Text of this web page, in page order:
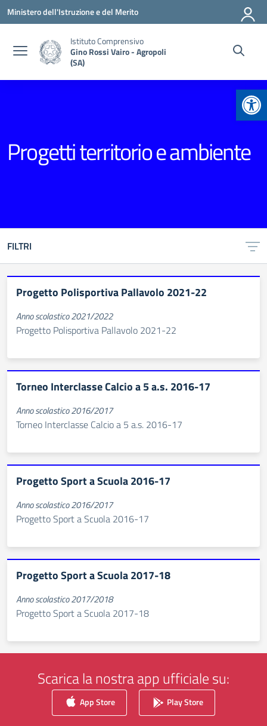
Vai ai contenuti
Vai al menu di navigazione
Vai al footer
Ministero dell'Istruzione e del Merito
Istituto Comprensivo
Gino Rossi Vairo - Agropoli
(SA)
Progetti territorio e ambiente
FILTRI
Progetto Polisportiva Pallavolo 2021-22
Anno scolastico 2021/2022
Progetto Polisportiva Pallavolo 2021-22
Torneo Interclasse Calcio a 5 a.s. 2016-17
Anno scolastico 2016/2017
Torneo Interclasse Calcio a 5 a.s. 2016-17
Progetto Sport a Scuola 2016-17
Anno scolastico 2016/2017
Progetto Sport a Scuola 2016-17
Progetto Sport a Scuola 2017-18
Anno scolastico 2017/2018
Progetto Sport a Scuola 2017-18
Scarica la nostra app ufficiale su:
App Store Play Store